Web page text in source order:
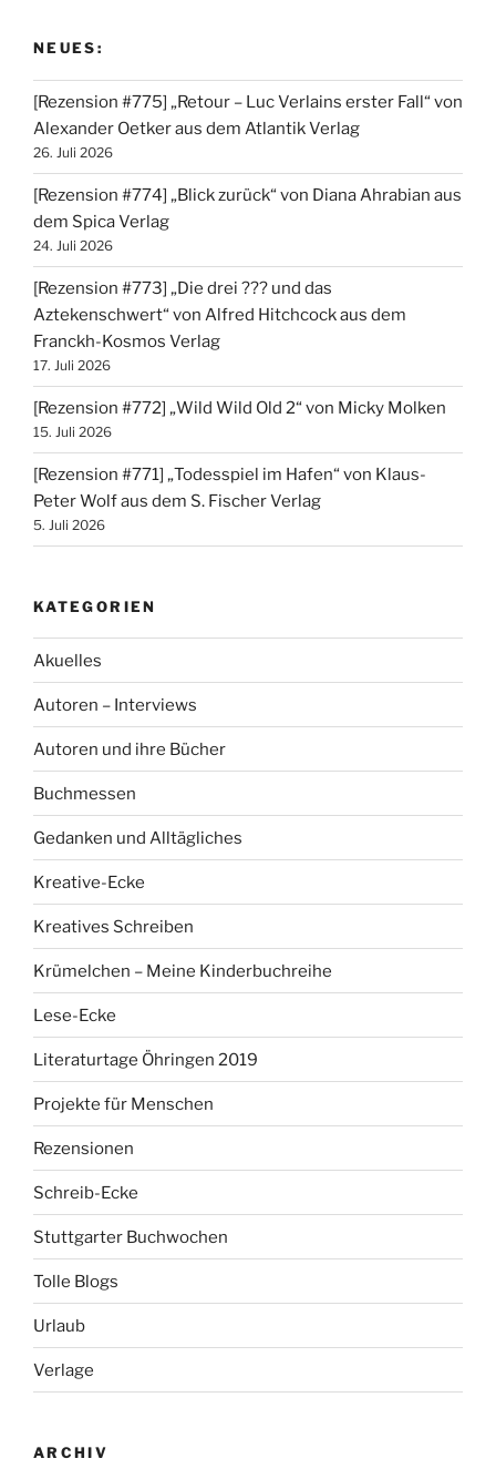
NEUES:
[Rezension #775] „Retour – Luc Verlains erster Fall“ von
Alexander Oetker aus dem Atlantik Verlag
26. Juli 2026
[Rezension #774] „Blick zurück“ von Diana Ahrabian aus
dem Spica Verlag
24. Juli 2026
[Rezension #773] „Die drei ??? und das
Aztekenschwert“ von Alfred Hitchcock aus dem
Franckh-Kosmos Verlag
17. Juli 2026
[Rezension #772] „Wild Wild Old 2“ von Micky Molken
15. Juli 2026
[Rezension #771] „Todesspiel im Hafen“ von Klaus-
Peter Wolf aus dem S. Fischer Verlag
5. Juli 2026
KATEGORIEN
Akuelles
Autoren – Interviews
Autoren und ihre Bücher
Buchmessen
Gedanken und Alltägliches
Kreative-Ecke
Kreatives Schreiben
Krümelchen – Meine Kinderbuchreihe
Lese-Ecke
Literaturtage Öhringen 2019
Projekte für Menschen
Rezensionen
Schreib-Ecke
Stuttgarter Buchwochen
Tolle Blogs
Urlaub
Verlage
ARCHIV